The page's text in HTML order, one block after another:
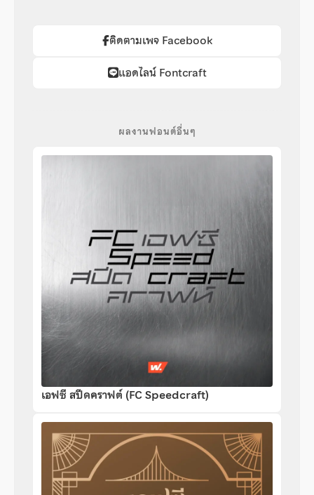
ติดตามเพจ Facebook
แอดไลน์ Fontcraft
ผลงานฟอนต์อื่นๆ
เอฟซี สปีดคราฟต์ (FC Speedcraft)